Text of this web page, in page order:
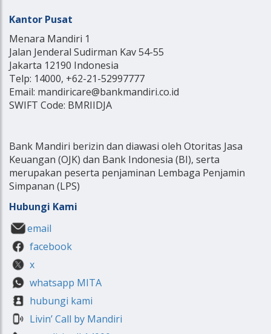
Kantor Pusat
Menara Mandiri 1
Jalan Jenderal Sudirman Kav 54-55
Jakarta 12190 Indonesia
Telp: 14000, +62-21-52997777
Email: mandiricare@bankmandiri.co.id
SWIFT Code: BMRIIDJA
Bank Mandiri berizin dan diawasi oleh Otoritas Jasa
Keuangan (OJK) dan Bank Indonesia (BI), serta
merupakan peserta penjaminan Lembaga Penjamin
Simpanan (LPS)
Hubungi Kami
email
facebook
x
whatsapp MITA
hubungi kami
Livin’ Call by Mandiri